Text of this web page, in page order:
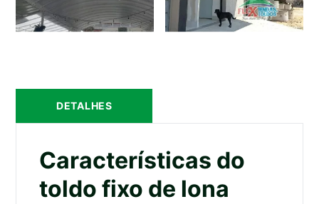
DETALHES
Características do
toldo fixo de lona